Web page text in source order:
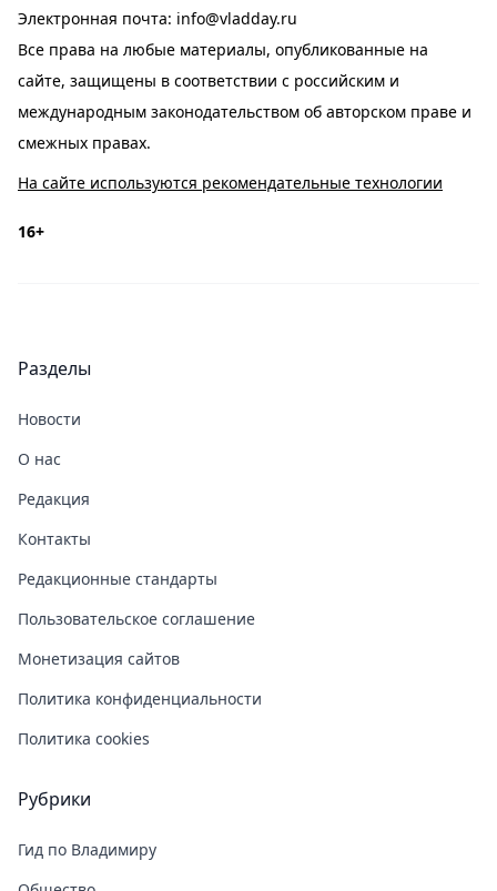
Электронная почта: info@vladday.ru
Все права на любые материалы, опубликованные на
сайте, защищены в соответствии с российским и
международным законодательством об авторском праве и
смежных правах.
На сайте используются рекомендательные технологии
16+
Разделы
Новости
О нас
Редакция
Контакты
Редакционные стандарты
Пользовательское соглашение
Монетизация сайтов
Политика конфиденциальности
Политика cookies
Рубрики
Гид по Владимиру